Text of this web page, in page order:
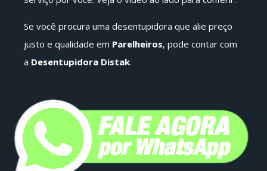
Se você procura uma desentupidora que alie preço
justo e qualidade em Parelheiros, pode contar com
a Desentupidora Distak.